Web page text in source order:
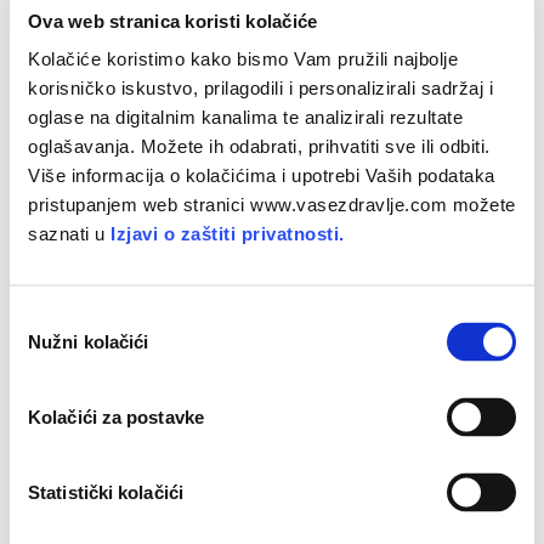
Ova web stranica koristi kolačiće
Kolačiće koristimo kako bismo Vam pružili najbolje
korisničko iskustvo, prilagodili i personalizirali sadržaj i
oglase na digitalnim kanalima te analizirali rezultate
oglašavanja. Možete ih odabrati, prihvatiti sve ili odbiti.
Više informacija o kolačićima i upotrebi Vaših podataka
pristupanjem web stranici www.vasezdravlje.com možete
saznati u Izjavi o zaštiti privatnosti.
Nužni kolačići
Kolačići za postavke
Statistički kolačići
Svjetskazdravstvena UNIC EF
premavelikomnekontroliranom eksperimentu, u
prehrani.